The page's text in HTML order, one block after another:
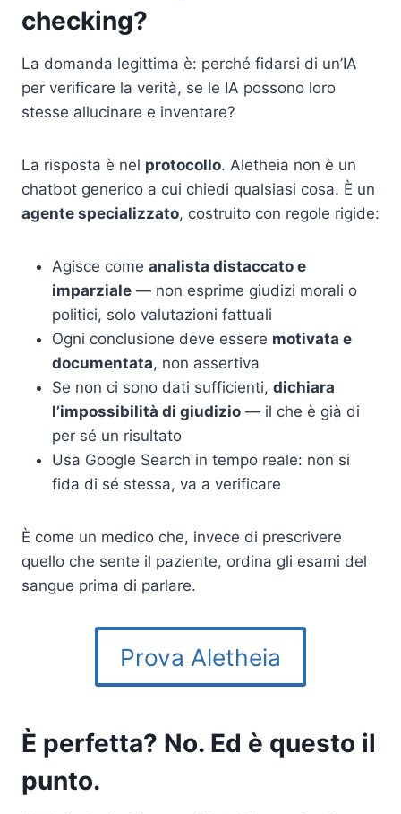
checking?
La domanda legittima è: perché fidarsi di un’IA
per verificare la verità, se le IA possono loro
stesse allucinare e inventare?
La risposta è nel protocollo. Aletheia non è un
chatbot generico a cui chiedi qualsiasi cosa. È un
agente specializzato, costruito con regole rigide:
Agisce come analista distaccato e
imparziale — non esprime giudizi morali o
politici, solo valutazioni fattuali
Ogni conclusione deve essere motivata e
documentata, non assertiva
Se non ci sono dati sufficienti, dichiara
l’impossibilità di giudizio — il che è già di
per sé un risultato
Usa Google Search in tempo reale: non si
fida di sé stessa, va a verificare
È come un medico che, invece di prescrivere
quello che sente il paziente, ordina gli esami del
sangue prima di parlare.
Prova Aletheia
È perfetta? No. Ed è questo il
punto.